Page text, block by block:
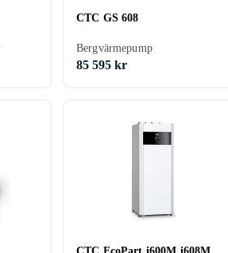
CTC GS 608
Bergvärmepump
85 595 kr